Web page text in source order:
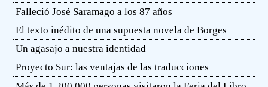
Falleció José Saramago a los 87 años
El texto inédito de una supuesta novela de Borges
Un agasajo a nuestra identidad
Proyecto Sur: las ventajas de las traducciones